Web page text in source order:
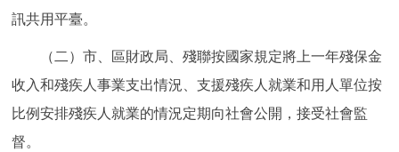
訊共用平臺。
（二）市、區財政局、殘聯按國家規定將上一年殘保金
收入和殘疾人事業支出情況、支援殘疾人就業和用人單位按
比例安排殘疾人就業的情況定期向社會公開，接受社會監
督。